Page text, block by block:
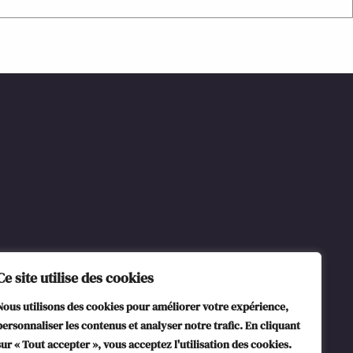
site utilise des cookies
utilisons des cookies pour améliorer votre expérience,
les contenus et analyser notre trafic. En cliquant
« Tout accepter », vous acceptez l'utilisation des cookies.